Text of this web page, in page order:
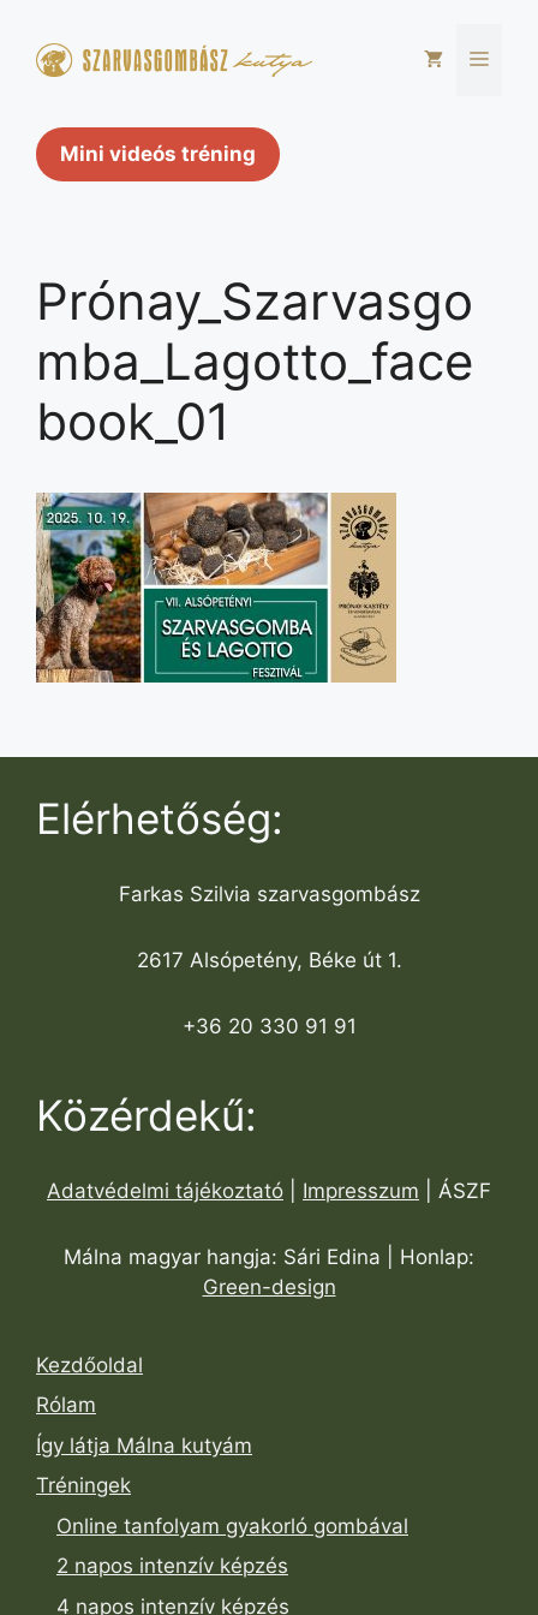
tartalomba
Mini videós tréning
Prónay_Szarvasgo
mba_Lagotto_face
book_01
Elérhetőség:
Farkas Szilvia szarvasgombász
2617 Alsópetény, Béke út 1.
+36 20 330 91 91
Közérdekű:
Adatvédelmi tájékoztató Impresszum | ÁSZF
Málna magyar hangja: Sári Edina | Honlap:
Green-design
Kezdőoldal
Rólam
Így látja Málna kutyám
Tréningek
Online tanfolyam gyakorló gombával
2 napos intenzív képzés
4 napos intenzív képzés